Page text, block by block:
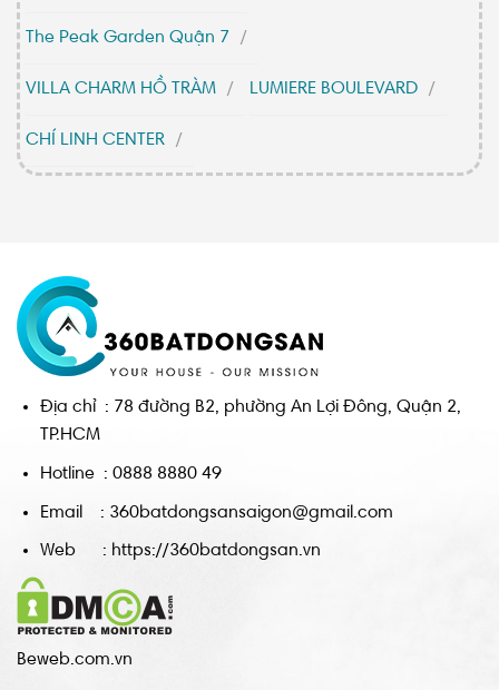
The Peak Garden Quận 7
VILLA CHARM HỒ TRÀM LUMIERE BOULEVARD
CHÍ LINH CENTER
Địa chỉ : 78 đường B2, phường An Lợi Đông, Quận 2,
TP.HCM
Hotline : 0888 8880 49
Email : 360batdongsansaigon@gmail.com
Web : https://360batdongsan.vn
Beweb.com.vn